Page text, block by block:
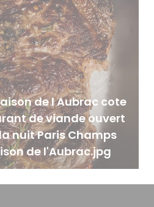
de l Aubrac cote
de viande ouvert
nuit Paris Champs
de l'Aubrac.jpg